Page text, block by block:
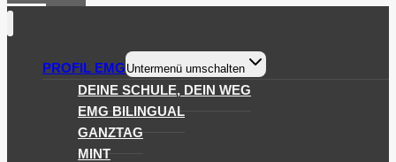
PROFIL EMG Untermenü umschalten
DEINE SCHULE, DEIN WEG
EMG BILINGUAL
GANZTAG
MINT